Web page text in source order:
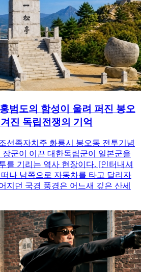
범도의 함성이 울려 퍼진 봉오
진 독립전쟁의 기억
선족자치주 화룡시 봉오동 전투기념
장군이 이끈 대한독립군이 일본군을
를 기리는 역사 현장이다. [인터내셔
나 남쪽으로 자동차를 타고 달리자
지던 국경 풍경은 어느새 깊은 산세